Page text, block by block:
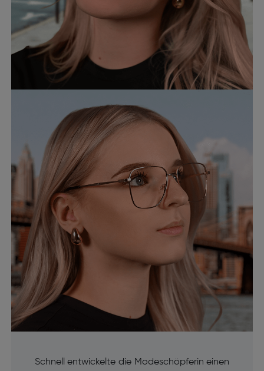
Schnell entwickelte die Modeschöpferin einen